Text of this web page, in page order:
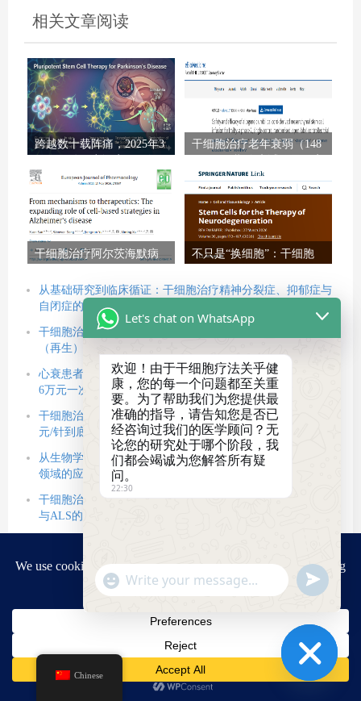
相关文章阅读
跨越数十载阵痛，2025年3
胞治疗帕金森病已触手可
干细胞治疗老年衰弱（148
全有效，显著改善身体机
能
干细胞治疗阿尔茨海默病
据与未来展望（2026）
不只是“换细胞”：干细胞
通过“调环境”逆转困局？
从基础研究到临床循证：干细胞治疗精神分裂症、抑郁症与
自闭症的新策略
干细胞治疗帕金森病的新思路：利用多能干细胞重建回路
（再生），借力间充质干细胞改善微环境（修复）
心衰患者的新选择：改善心力衰竭的干细胞疗法正式获批，
6万元一次贵不贵？
干细胞治疗2型糖尿病的价格以及技术临床数据公布，5.8万
元/针到底值不值？
从生物学原理到关键临床试验：间充质干细胞治疗帕金森病
领域的应用现状与挑战
干细胞治疗神经退行性疾病：2026最新综述，解析AD、PD
与ALS的修复密码
基于76项研究：看间充质干细胞治疗神经系统疾病（阿尔茨
海默病、帕金森病、亨廷顿病、渐冻症中）的临床转化进程
Copyright @ 2026 杭吉干细胞生命科技 版权所有
ICP备案编号：免责声明：本站内容为科学知识分享，不构成医疗建议。细胞
Chinese
Let's chat on WhatsApp
欢迎！由于干细胞疗法关乎健
康，您的每一个问题都至关重
要。为了帮助我们为您提供最
准确的指导，请告知您是否已
经咨询过我们的医学顾问？无
论您的研究处于哪个阶段，我
们都会竭诚为您解答所有疑
问。
22:30
"+chaty_settings.lang.emoji_picker+"
WhatsApp
Send
WhatsApp
Message